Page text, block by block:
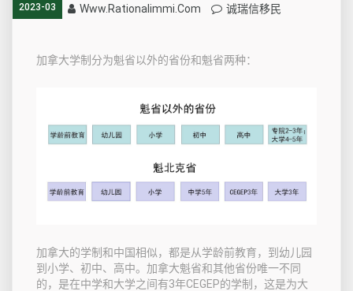
2023-03 Www.rationalimmi.com 诚瑞信移民
加拿大学制分为魁省以外的省份和魁省两种：
加拿大的学制和中国相似，都是从学龄前教育，到幼儿园
到小学、初中、高中。加拿大魁省和其他省份唯一不同
的，是在中学和大学之间有3年CEGEP的学制，这是为大